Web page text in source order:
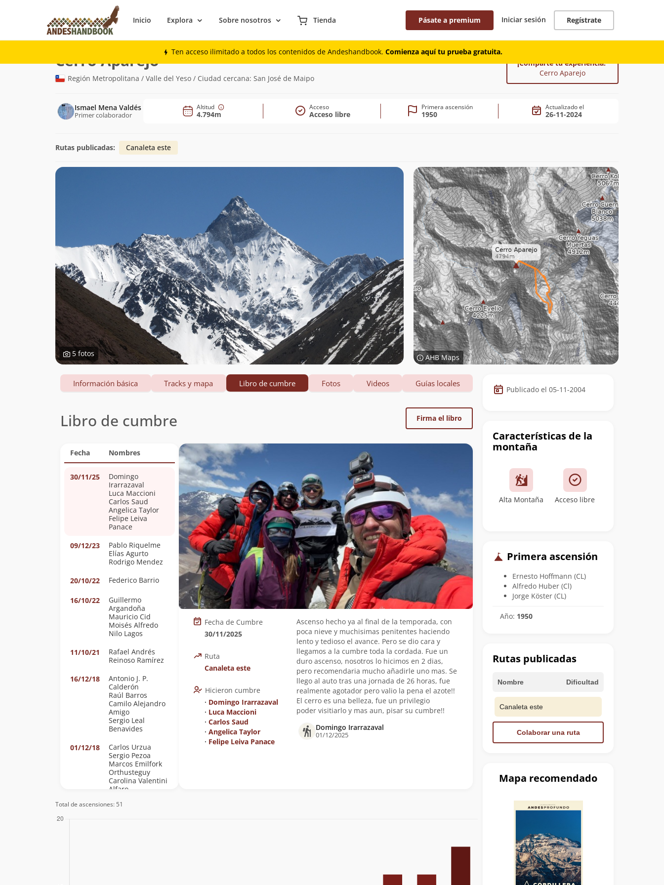
Inicio Explora Sobre nosotros Tienda Pásate a premium Iniciar sesión Regístrate
Ten acceso ilimitado a todos los contenidos de Andeshandbook. Comienza aquí tu prueba gratuita.
Montaña
Cerro Aparejo (4.794m)
Región Metropolitana / Valle del Yeso / Ciudad cercana: San José de Maipo
¡Comparte tu experiencia!
Cerro Aparejo
Ismael Mena Valdés
Primer colaborador
Altitud
4.794m
Acceso
Acceso libre
Primera ascensión
1950
Actualizado el
26-11-2024
Rutas publicadas: Canaleta este
5 fotos AHB Maps
Datos
de
cumbre
Publicado el 05-11-2004
Características de la
montaña
Alta Montaña Acceso libre
Primera ascensión
Ernesto Hoffmann (CL)
Alfredo Huber (Cl)
Jorge Köster (CL)
Año: 1950
Rutas publicadas
Nombre Dificultad
Canaleta este
Colaborar una ruta
Mapa recomendado
Información básica Tracks y mapa Libro de cumbre Fotos Videos Guías locales
Libro de cumbre Firma el libro
Fecha Nombres
30/11/25
Domingo
Irarrazaval
Luca Maccioni
Carlos Saud
Angelica Taylor
Felipe Leiva
Panace
09/12/23
Pablo Riquelme
Elías Agurto
Rodrigo Mendez
20/10/22
Federico Barrio
16/10/22
Guillermo
Argandoña
Mauricio Cid
Moisés Alfredo
Nilo Lagos
11/10/21
Rafael Andrés
Reinoso Ramírez
16/12/18
Antonio J. P.
Calderón
Raúl Barros
Camilo Alejandro
Amigo
Sergio Leal
Benavides
01/12/18
Carlos Urzua
Sergio Pezoa
Marcos Emilfork
Orthusteguy
Carolina Valentini
Alfaro
24/09/17
Vincent Griffon
Fecha de Cumbre
30/11/2025
Ruta
Canaleta este
Hicieron cumbre
∙ Domingo Irarrazaval
∙ Luca Maccioni
∙ Carlos Saud
∙ Angelica Taylor
∙ Felipe Leiva Panace
Ascenso hecho ya al final de la temporada, con
poca nieve y muchisimas penitentes haciendo
lento y tedioso el avance. Pero se dio cara y
llegamos a la cumbre toda la cordada. Fue un
duro ascenso, nosotros lo hicimos en 2 dias,
pero recomendaria mucho añadirle uno mas. Se
llego al auto tras una jornada de 26 horas, fue
realmente agotador pero valio la pena el azote!!
El cerro es una belleza, fue un privilegio
poder visitiarlo y mas aun, pisar su cumbre!!
Domingo Irarrazaval
01/12/2025
Total de ascensiones: 51